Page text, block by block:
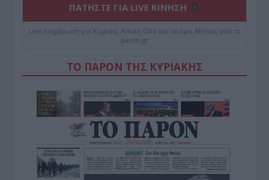
ΠΑΤΗΣΤΕ ΓΙΑ LIVE ΚΙΝΗΣΗ
Live ενημέρωση για Κηφισό, Αττική Οδό και κέντρο Αθήνας από το
paron.gr
ΤΟ ΠΑΡΟΝ ΤΗΣ ΚΥΡΙΑΚΗΣ